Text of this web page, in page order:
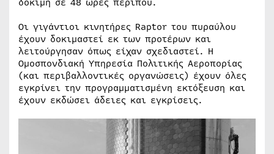
Οι γιγάντιοι κινητήρες Raptor του πυραύλου
έχουν δοκιμαστεί εκ των προτέρων και
λειτούργησαν όπως είχαν σχεδιαστεί. Η
Ομοσπονδιακή Υπηρεσία Πολιτικής Αεροπορίας
(και περιβαλλοντικές οργανώσεις) έχουν όλες
εγκρίνει την προγραμματισμένη εκτόξευση και
έχουν εκδώσει άδειες και εγκρίσεις.